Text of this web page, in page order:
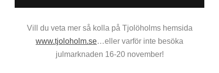
Vill du veta mer så kolla på Tjolöholms hemsida
www.tjoloholm.se…eller varför inte besöka
julmarknaden 16-20 november!